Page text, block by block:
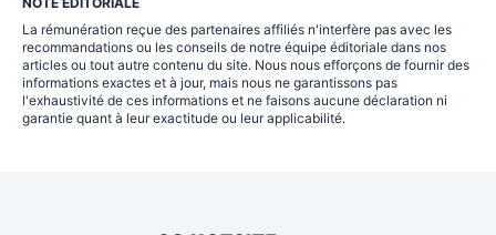
La rémunération reçue des partenaires affiliés n'interfère pas avec les
recommandations ou les conseils de notre équipe éditoriale dans nos
articles ou tout autre contenu du site. Nous nous efforçons de fournir des
informations exactes et à jour, mais nous ne garantissons pas
l'exhaustivité de ces informations et ne faisons aucune déclaration ni
garantie quant à leur exactitude ou leur applicabilité.